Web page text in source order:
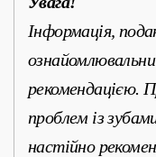
Інформація,
рекомендацією.
проблем із
настійно